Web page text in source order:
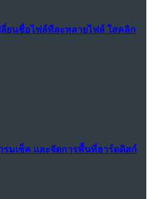
ลี่ยนชื่อไฟล์ทีละหลายไฟล์ ใสคลิก
กรมเช็ค และจัดการพื้นที่ฮาร์ดดิสก์